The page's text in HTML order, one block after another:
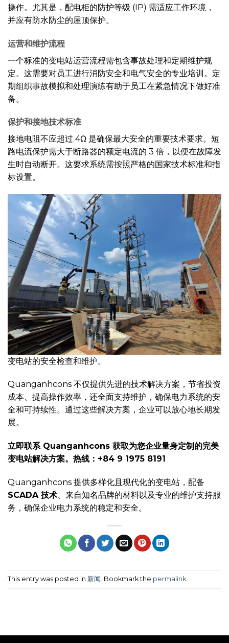
操作。尤其是，配电柜的防护等级 (IP) 需适应工作环境，
并应有防水防尘的屋顶保护。
运营和维护流程
一个标准的变电站运营流程需包含事故处理和定期维护规
定。这需要对员工进行消防安全和电气安全的专业培训。定
期组织事故模拟和处理演练有助于员工在紧急情况下做好准
备。
保护和接地技术标准
接地电阻不应超过 4Ω 是确保最大安全的重要技术要求。短
路电流保护需大于断路器的额定电流的 3 倍，以便在故障发
生时自动断开。这要求系统需按照严格的国家技术标准和指
标设置。
变电站的安全检查和维护。
Quanganhcons 不仅提供先进的技术解决方案，节省投资
成本、提高操作效率，还全面支持维护，确保电力系统的安
全和可持续性。通过这些解决方案，企业可以放心地长期发
展。
立即联系 Quanganhcons 获取为您企业量身定制的完美
变电站解决方案。热线：+84 9 1975 8191
Quanganhcons 提供多样化且现代化的变电站，配备
SCADA 技术、来自知名品牌的材料以及专业的维护支持服
务，确保企业电力系统的稳定和安全。
This entry was posted in 新闻. Bookmark the permalink.